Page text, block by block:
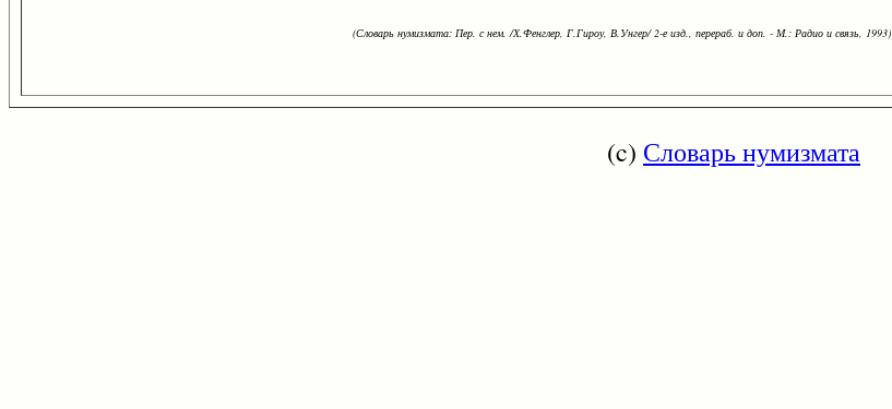
(Словарь нумизмата: Пер. с нем. /Х.Фенглер, Г.Гироу, В.Унгер/ 2-е изд., перераб. и доп. - М.: Радио и связь, 1993)
(c) Словарь нумизмата